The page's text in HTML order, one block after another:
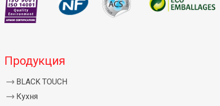
Продукция
BLACK TOUCH
Кухня